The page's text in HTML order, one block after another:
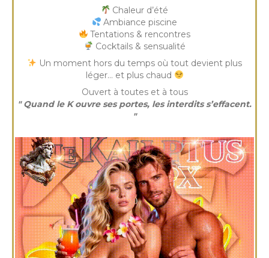
Chaleur d’été
Ambiance piscine
Tentations & rencontres
Cocktails & sensualité
Un moment hors du temps où tout devient plus
léger… et plus chaud
Ouvert à toutes et à tous
" Quand le K ouvre ses portes, les interdits s’effacent.
"